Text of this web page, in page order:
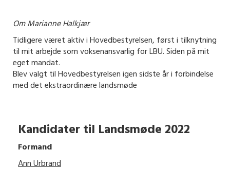
Om Marianne Halkjær
Tidligere været aktiv i Hovedbestyrelsen, først i tilknytning
til mit arbejde som voksenansvarlig for LBU. Siden på mit
eget mandat.
Blev valgt til Hovedbestyrelsen igen sidste år i forbindelse
med det ekstraordinære landsmøde
Kandidater til Landsmøde 2022
Formand
Ann Urbrand